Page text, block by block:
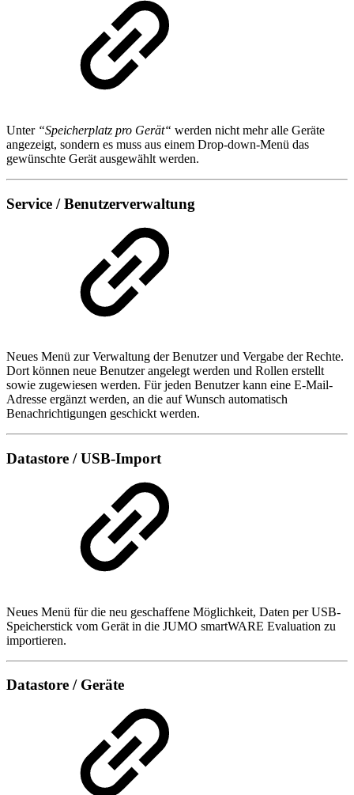
Unter “Speicherplatz pro Gerät“ werden nicht mehr alle Geräte
angezeigt, sondern es muss aus einem Drop-down-Menü das
gewünschte Gerät ausgewählt werden.
Service / Benutzerverwaltung
Neues Menü zur Verwaltung der Benutzer und Vergabe der Rechte.
Dort können neue Benutzer angelegt werden und Rollen erstellt
sowie zugewiesen werden. Für jeden Benutzer kann eine E-Mail-
Adresse ergänzt werden, an die auf Wunsch automatisch
Benachrichtigungen geschickt werden.
Datastore / USB-Import
Neues Menü für die neu geschaffene Möglichkeit, Daten per USB-
Speicherstick vom Gerät in die JUMO smartWARE Evaluation zu
importieren.
Datastore / Geräte